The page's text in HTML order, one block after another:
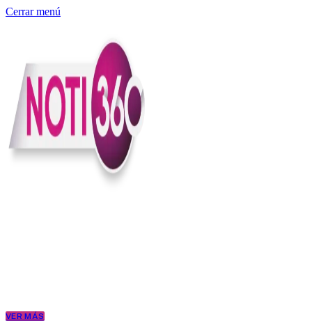
Cerrar menú
VER MÁS